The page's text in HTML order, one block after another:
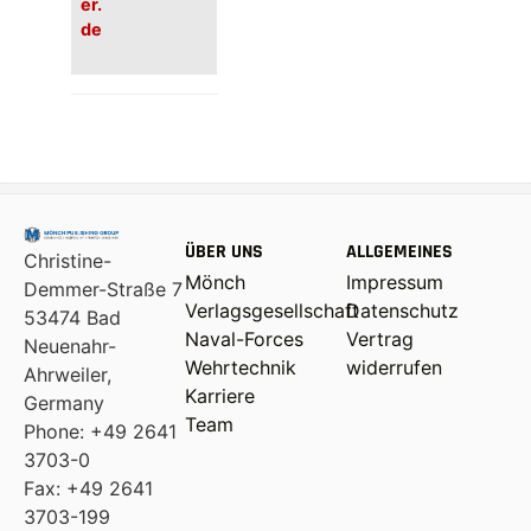
de
Christine-
Demmer-Straße 7
53474 Bad
Neuenahr-
Ahrweiler,
Germany
Phone: +49 2641
3703-0
Fax: +49 2641
3703-199
ÜBER UNS
Mönch
Verlagsgesellschaft
Naval-Forces
Wehrtechnik
Karriere
Team
ALLGEMEINES
Impressum
Datenschutz
Vertrag
widerrufen